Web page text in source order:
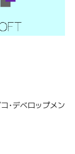
･デベロップメン